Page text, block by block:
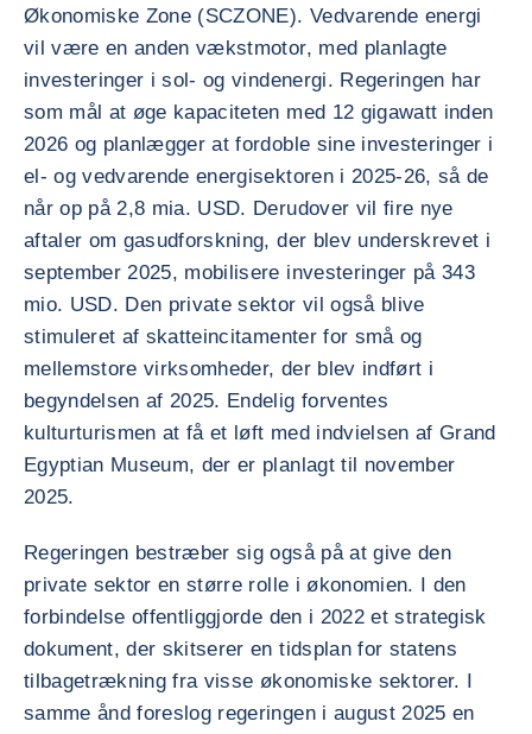
Økonomiske Zone (SCZONE). Vedvarende energi
vil være en anden vækstmotor, med planlagte
investeringer i sol- og vindenergi. Regeringen har
som mål at øge kapaciteten med 12 gigawatt inden
2026 og planlægger at fordoble sine investeringer i
el- og vedvarende energisektoren i 2025-26, så de
når op på 2,8 mia. USD. Derudover vil fire nye
aftaler om gasudforskning, der blev underskrevet i
september 2025, mobilisere investeringer på 343
mio. USD. Den private sektor vil også blive
stimuleret af skatteincitamenter for små og
mellemstore virksomheder, der blev indført i
begyndelsen af 2025. Endelig forventes
kulturturismen at få et løft med indvielsen af Grand
Egyptian Museum, der er planlagt til november
2025.
Regeringen bestræber sig også på at give den
private sektor en større rolle i økonomien. I den
forbindelse offentliggjorde den i 2022 et strategisk
dokument, der skitserer en tidsplan for statens
tilbagetrækning fra visse økonomiske sektorer. I
samme ånd foreslog regeringen i august 2025 en